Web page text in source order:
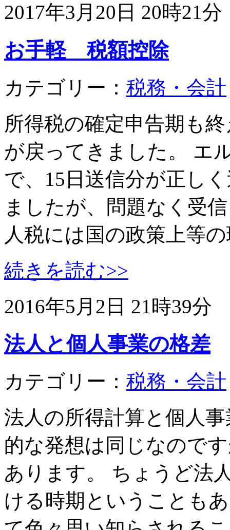
2017年3月20日 20時21分
お手軽 税額控除
カテゴリー： 税務・会計
所得税の確定申告期も
が戻ってきました。 エ
で、15日送信分が正し
ましたが、問題なく受
人税には国の政策上等
続きを読む>>
2016年5月2日 21時39分
法人と個人事業の格差
カテゴリー： 税務・会計
法人の所得計算と個人
的な発想は同じなので
あります。 ちょうど法
ける時期ということも